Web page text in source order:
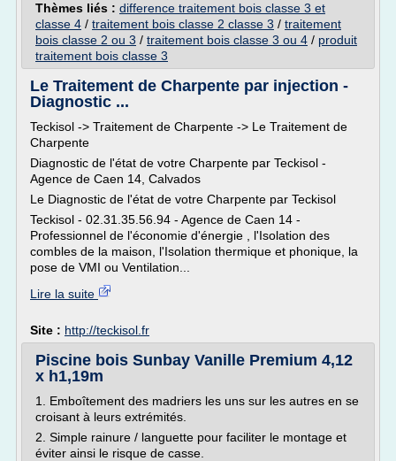
Thèmes liés : difference traitement bois classe 3 et
classe 4 / traitement bois classe 2 classe 3 / traitement
bois classe 2 ou 3 / traitement bois classe 3 ou 4 / produit
traitement bois classe 3
Le Traitement de Charpente par injection -
Diagnostic ...
Teckisol -> Traitement de Charpente -> Le Traitement de
Charpente
Diagnostic de l'état de votre Charpente par Teckisol -
Agence de Caen 14, Calvados
Le Diagnostic de l'état de votre Charpente par Teckisol
Teckisol - 02.31.35.56.94 - Agence de Caen 14 -
Professionnel de l'économie d'énergie , l'Isolation des
combles de la maison, l'Isolation thermique et phonique, la
pose de VMI ou Ventilation...
Lire la suite
Site : http://teckisol.fr
Piscine bois Sunbay Vanille Premium 4,12
x h1,19m
1. Emboîtement des madriers les uns sur les autres en se
croisant à leurs extrémités.
2. Simple rainure / languette pour faciliter le montage et
éviter ainsi le risque de casse.